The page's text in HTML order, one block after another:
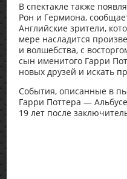
В спектакле также
Рон и Гермиона,
Английские зрители,
мере насладится
и волшебства, с
сын именитого Гарри
новых друзей и искать
События, описанные в
Гарри Поттера —
19 лет после